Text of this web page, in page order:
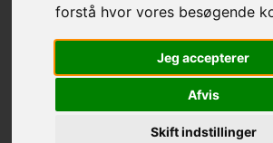
forstå hvor vores besøgende
Jeg accepterer
Afvis
Skift indstillinger
TILRET
SIGNATURE COLOR - MED KLIP